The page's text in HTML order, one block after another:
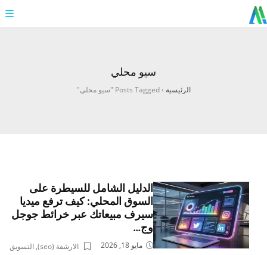
سيو محلي
الرئيسية ›Posts Tagged "سيو محلي"
الدليل الشامل للسيطرة على
السوق المحلي: كيف ترفع ميديا
سيرف مبيعاتك عبر خرائط جوجل
وج…
مايو 18, 2026 الارشفة (seo) ,التسويق